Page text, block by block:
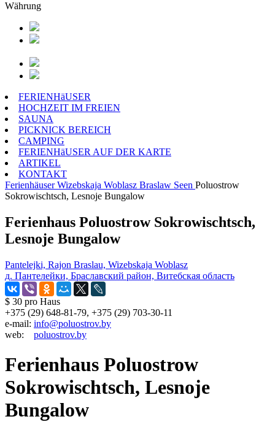
Währung
FERIENHäUSER
HOCHZEIT IM FREIEN
SAUNA
PICKNICK BEREICH
CAMPING
FERIENHäUSER AUF DER KARTE
ARTIKEL
KONTAKT
Ferienhäuser Wizebskaja Woblasz Braslaw Seen Poluostrow
Sokrowischtsch, Lesnoje Bungalow
Ferienhaus Poluostrow Sokrowischtsch,
Lesnoje Bungalow
Pantelejki, Rajon Braslau, Wizebskaja Woblasz
д. Пантелейки, Браславский район, Витебская область
$ 30 pro Haus
+375 (29) 648-81-79, +375 (29) 703-30-11
e-mail: info@poluostrov.by
web: poluostrov.by
Ferienhaus Poluostrow
Sokrowischtsch, Lesnoje
Bungalow